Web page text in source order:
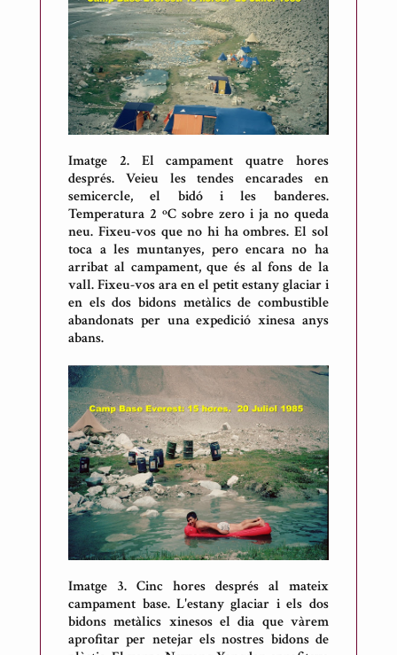
Imatge 2. El campament quatre hores
després. Veieu les tendes encarades en
semicercle, el bidó i les banderes.
Temperatura 2 ºC sobre zero i ja no queda
neu. Fixeu-vos que no hi ha ombres. El sol
toca a les muntanyes, pero encara no ha
arribat al campament, que és al fons de la
vall. Fixeu-vos ara en el petit estany glaciar i
en els dos bidons metàlics de combustible
abandonats per una expedició xinesa anys
abans.
Imatge 3. Cinc hores després al mateix
campament base. L'estany glaciar i els dos
bidons metàlics xinesos el dia que vàrem
aprofitar per netejar els nostres bidons de